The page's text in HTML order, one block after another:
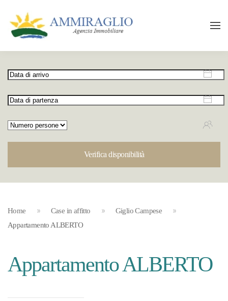
Verifica disponibilità
Home Case in affitto
Giglio Campese
Appartamento ALBERTO
Appartamento ALBERTO